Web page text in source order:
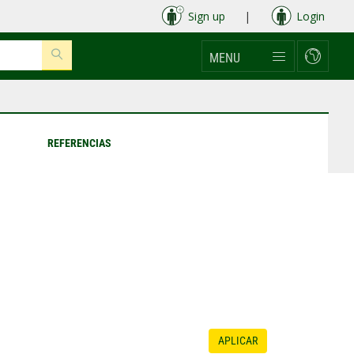
Sign up | Login
MENU
REFERENCIAS
APLICAR